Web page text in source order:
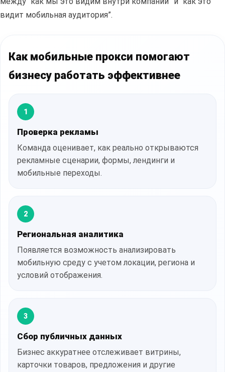
видит мобильная аудитория”.
Как мобильные прокси помогают
бизнесу работать эффективнее
1
Проверка рекламы
Команда оценивает, как реально открываются
рекламные сценарии, формы, лендинги и
мобильные переходы.
2
Региональная аналитика
Появляется возможность анализировать
мобильную среду с учетом локации, региона и
условий отображения.
3
Сбор публичных данных
Бизнес аккуратнее отслеживает витрины,
карточки товаров, предложения и другие